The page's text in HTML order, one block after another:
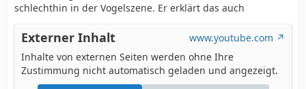
schlechthin in der Vogelszene. Er erklärt das auch
Externer Inhalt
www.youtube.com
Inhalte von externen Seiten werden ohne Ihre
Zustimmung nicht automatisch geladen und angezeigt.